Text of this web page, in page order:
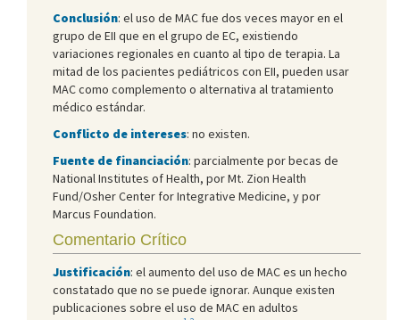
Conclusión: el uso de MAC fue dos veces mayor en el
grupo de EII que en el grupo de EC, existiendo
variaciones regionales en cuanto al tipo de terapia. La
mitad de los pacientes pediátricos con EII, pueden usar
MAC como complemento o alternativa al tratamiento
médico estándar.
Conflicto de intereses: no existen.
Fuente de financiación: parcialmente por becas de
National Institutes of Health, por Mt. Zion Health
Fund/Osher Center for Integrative Medicine, y por
Marcus Foundation.
Comentario Crítico
Justificación: el aumento del uso de MAC es un hecho
constatado que no se puede ignorar. Aunque existen
publicaciones sobre el uso de MAC en adultos